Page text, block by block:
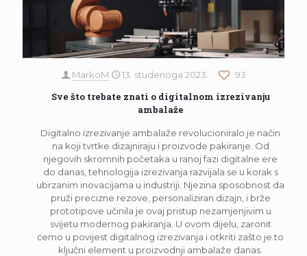
MarkoM 13. studenoga 2023. 93
Sve što trebate znati o digitalnom izrezivanju
ambalaže
Digitalno izrezivanje ambalaže revolucioniralo je način
na koji tvrtke dizajniraju i proizvode pakiranje. Od
njegovih skromnih početaka u ranoj fazi digitalne ere
do danas, tehnologija izrezivanja razvijala se u korak s
ubrzanim inovacijama u industriji. Njezina sposobnost da
pruži precizne rezove, personaliziran dizajn, i brže
prototipove učinila je ovaj pristup nezamjenjivim u
svijetu modernog pakiranja. U ovom dijelu, zaronit
ćemo u povijest digitalnog izrezivanja i otkriti zašto je to
ključni element u proizvodnji ambalaže danas.